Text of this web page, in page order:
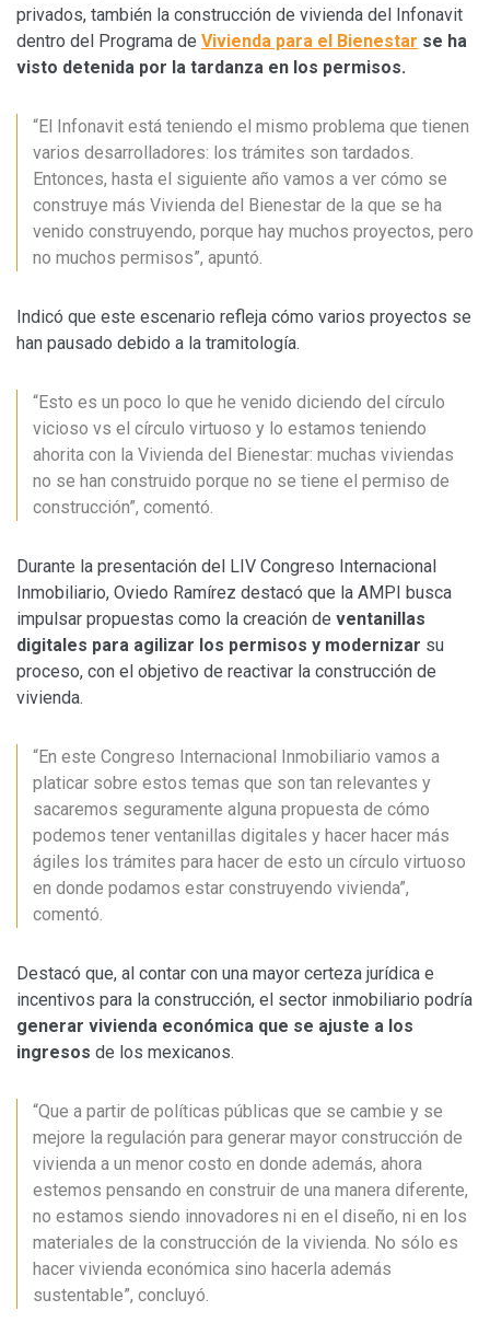
privados, también la construcción de vivienda del Infonavit
dentro del Programa de Vivienda para el Bienestar se ha
visto detenida por la tardanza en los permisos.
“El Infonavit está teniendo el mismo problema que tienen
varios desarrolladores: los trámites son tardados.
Entonces, hasta el siguiente año vamos a ver cómo se
construye más Vivienda del Bienestar de la que se ha
venido construyendo, porque hay muchos proyectos, pero
no muchos permisos”, apuntó.
Indicó que este escenario refleja cómo varios proyectos se
han pausado debido a la tramitología.
“Esto es un poco lo que he venido diciendo del círculo
vicioso vs el círculo virtuoso y lo estamos teniendo
ahorita con la Vivienda del Bienestar: muchas viviendas
no se han construido porque no se tiene el permiso de
construcción”, comentó.
Durante la presentación del LIV Congreso Internacional
Inmobiliario, Oviedo Ramírez destacó que la AMPI busca
impulsar propuestas como la creación de ventanillas
digitales para agilizar los permisos y modernizar su
proceso, con el objetivo de reactivar la construcción de
vivienda.
“En este Congreso Internacional Inmobiliario vamos a
platicar sobre estos temas que son tan relevantes y
sacaremos seguramente alguna propuesta de cómo
podemos tener ventanillas digitales y hacer hacer más
ágiles los trámites para hacer de esto un círculo virtuoso
en donde podamos estar construyendo vivienda”,
comentó.
Destacó que, al contar con una mayor certeza jurídica e
incentivos para la construcción, el sector inmobiliario podría
generar vivienda económica que se ajuste a los
ingresos de los mexicanos.
“Que a partir de políticas públicas que se cambie y se
mejore la regulación para generar mayor construcción de
vivienda a un menor costo en donde además, ahora
estemos pensando en construir de una manera diferente,
no estamos siendo innovadores ni en el diseño, ni en los
materiales de la construcción de la vivienda. No sólo es
hacer vivienda económica sino hacerla además
sustentable”, concluyó.